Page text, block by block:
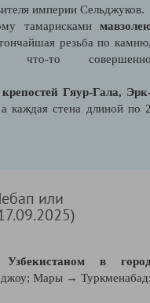
империи Сельджуков.
тамарисками
резьба по
что-то
Гяур-Гала,
каждая стена длиной по
или
в
Мары →